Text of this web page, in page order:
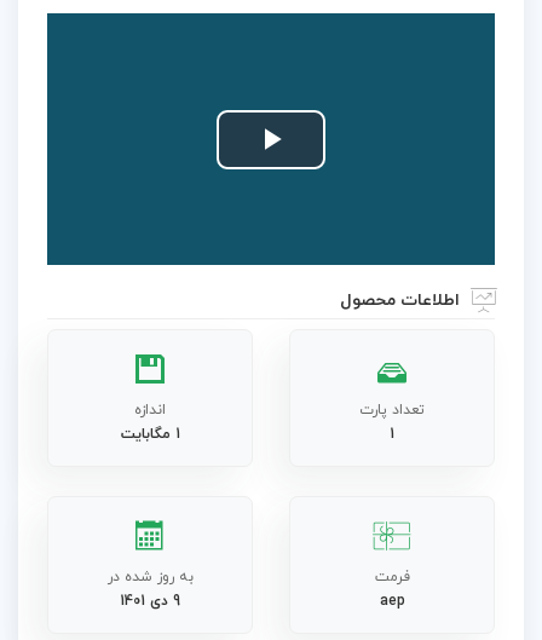
Play
اطلاعات محصول
تعداد پارت
1
اندازه
1 مگابایت
فرمت
aep
به روز شده در
9 دی 1401